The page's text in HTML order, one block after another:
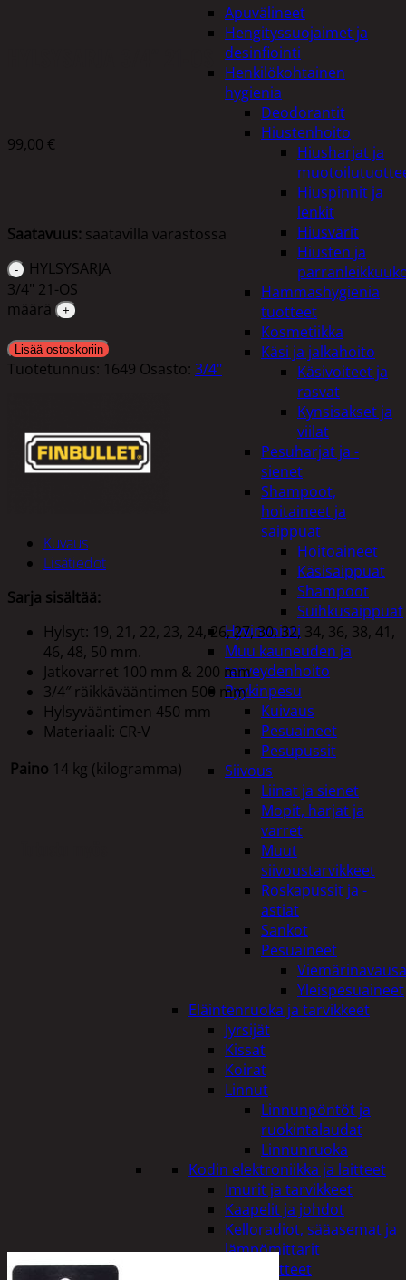
Apuvälineet
Hengityssuojaimet ja
desinfiointi
Henkilökohtainen
hygienia
Deodorantit
Hiustenhoito
Hiusharjat ja
Hiuspinnit ja
lenkit
Hiusvärit
Hiusten ja
Hammashygienia
tuotteet
Kosmetiikka
Käsi ja jalkahoito
Käsivoiteet ja
rasvat
Kynsisakset ja
viilat
Pesuharjat ja -
sienet
Shampoot,
hoitaineet ja
saippuat
Hoitoaineet
Käsisaippuat
Shampoot
Suihkusaippuat
Hyvinvointi
Muu kauneuden ja
terveydenhoito
Pyykinpesu
Kuivaus
Pesuaineet
Pesupussit
Siivous
Liinat ja sienet
Mopit, harjat ja
varret
Muut
siivoustarvikkeet
Roskapussit ja -
astiat
Sankot
Pesuaineet
Yleispesuaineet
Eläintenruoka ja tarvikkeet
Jyrsijät
Kissat
Koirat
Linnut
Linnunpöntöt ja
ruokintalaudat
Linnunruoka
Kodin elektroniikka ja laitteet
Imurit ja tarvikkeet
Kaapelit ja johdot
Kelloradiot, sääasemat ja
lämpömittarit
Oheislaitteet
99,00 €
Saatavuus: saatavilla varastossa
HYLSYSARJA
3/4" 21-OS
määrä
Lisää ostoskoriin
Tuotetunnus: 1649 Osasto: 3/4"
Kuvaus
Lisätiedot
Sarja sisältää:
Hylsyt: 19, 21, 22, 23, 24, 26, 27, 30, 32, 34, 36, 38, 41,
46, 48, 50 mm.
Jatkovarret 100 mm & 200 mm
3/4″ räikkävääntimen 500 mm
Hylsyvääntimen 450 mm
Materiaali: CR-V
Paino 14 kg (kilogramma)